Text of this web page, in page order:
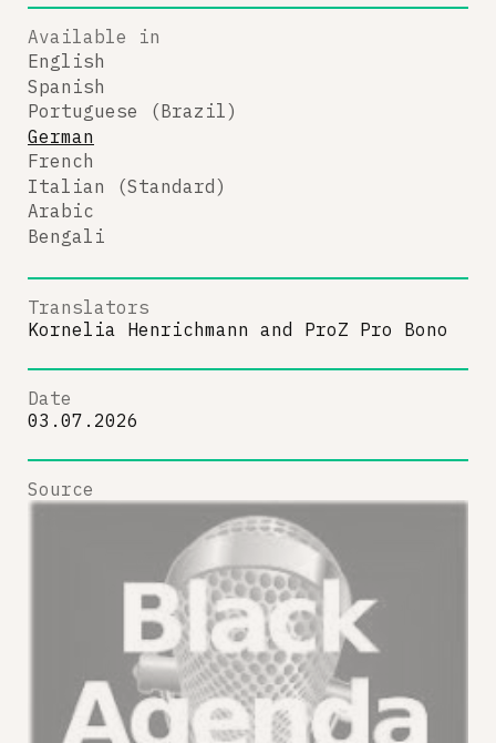
Available in
English
Spanish
Portuguese (Brazil)
German
French
Italian (Standard)
Arabic
Bengali
Translators
Kornelia Henrichmann and ProZ Pro Bono
Date
03.07.2026
Source